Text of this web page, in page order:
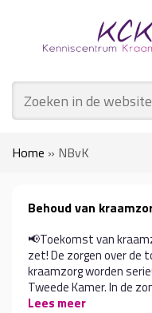
Home » NBvK
Behoud van
📢Toekomst van
zet! De zorgen over de
kraamzorg worden
Tweede Kamer. In de
Lees meer